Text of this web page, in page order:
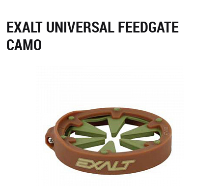
EXALT UNIVERSAL FEEDGATE
CAMO